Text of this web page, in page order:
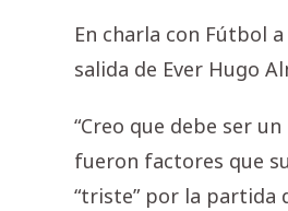
En charla con Fútbol
salida de Ever Hugo
“Creo que debe ser
fueron factores que
“triste” por la partida